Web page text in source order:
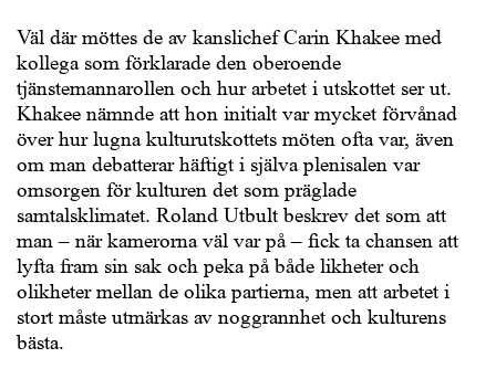
Väl där möttes de av kanslichef Carin Khakee med
kollega som förklarade den oberoende
tjänstemannarollen och hur arbetet i utskottet ser ut.
Khakee nämnde att hon initialt var mycket förvånad
över hur lugna kulturutskottets möten ofta var, även
om man debatterar häftigt i själva plenisalen var
omsorgen för kulturen det som präglade
samtalsklimatet. Roland Utbult beskrev det som att
man – när kamerorna väl var på – fick ta chansen att
lyfta fram sin sak och peka på både likheter och
olikheter mellan de olika partierna, men att arbetet i
stort måste utmärkas av noggrannhet och kulturens
bästa.